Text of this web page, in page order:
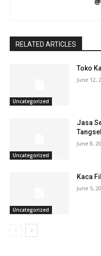
RELATED ARTICLES
Uncategorized
Toko
June 12,
Uncategorized
Jasa
Tangsel
June 8,
Uncategorized
Kaca
June 5,